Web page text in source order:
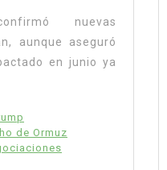
nuevas
aunque aseguró
en junio ya
de Ormuz